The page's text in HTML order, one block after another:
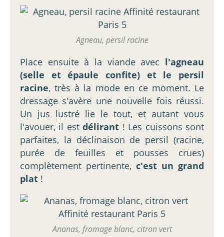
Agneau, persil racine
Place ensuite à la viande avec l'agneau
(selle et épaule confite) et le persil
racine, très à la mode en ce moment. Le
dressage s'avère une nouvelle fois réussi.
Un jus lustré lie le tout, et autant vous
l'avouer, il estdélirant ! Les cuissons sont
parfaites, la déclinaison de persil (racine,
purée de feuilles et pousses crues)
complètement pertinente, c'est un grand
plat !
Ananas, fromage blanc, citron vert